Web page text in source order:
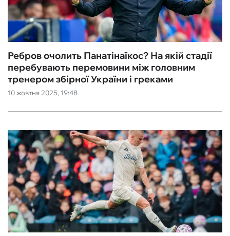
10 жовтня 2025, 19:48
Ребров очолить Панатінаїкос? На якій стадії
перебувають перемовини між головним
тренером збірної України і греками